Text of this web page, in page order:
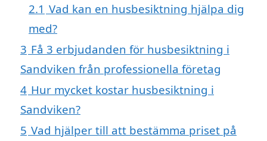
2.1 Vad kan en husbesiktning hjälpa dig
med?
3 Få 3 erbjudanden för husbesiktning i
Sandviken från professionella företag
4 Hur mycket kostar husbesiktning i
Sandviken?
5 Vad hjälper till att bestämma priset på